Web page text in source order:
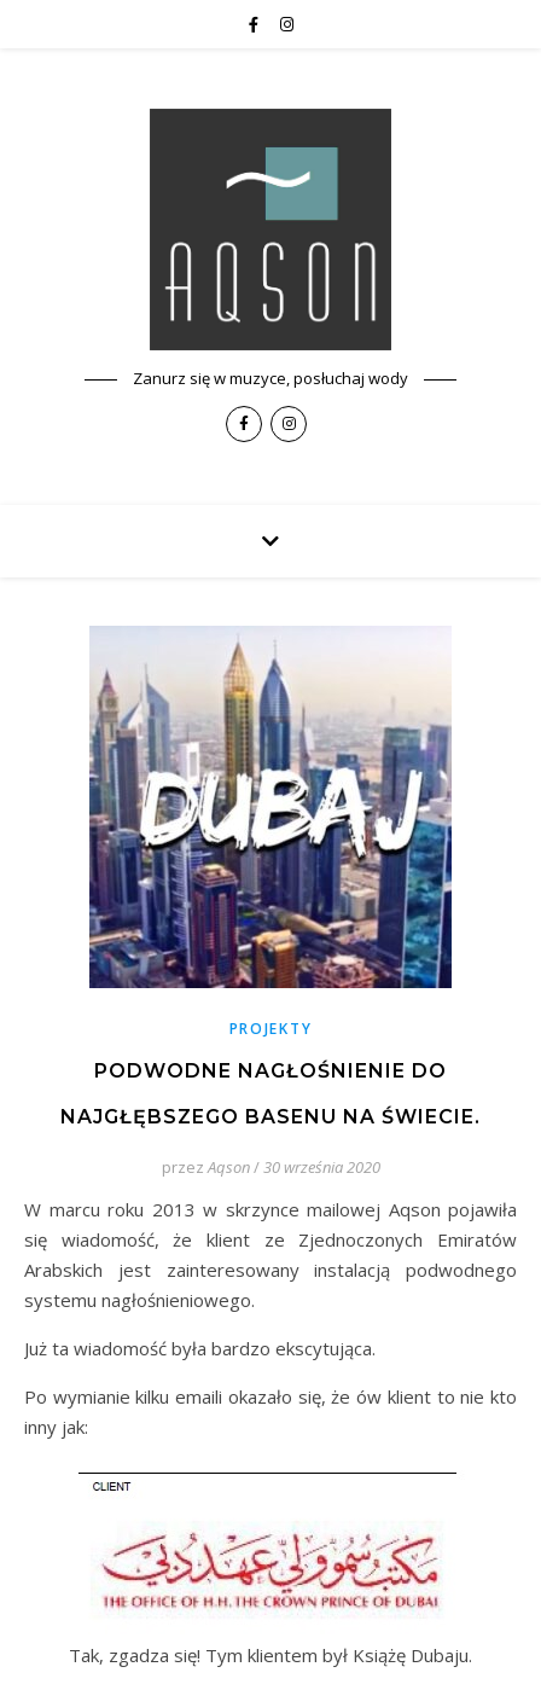
Zanurz się w muzyce, posłuchaj wody
PROJEKTY
PODWODNE NAGŁOŚNIENIE DO
NAJGŁĘBSZEGO BASENU NA ŚWIECIE.
przezAqson/30 września 2020
W marcu roku 2013 w skrzynce mailowej Aqson pojawiła
się wiadomość, że klient ze Zjednoczonych Emiratów
Arabskich jest zainteresowany instalacją podwodnego
systemu nagłośnieniowego.
Już ta wiadomość była bardzo ekscytująca.
Po wymianie kilku emaili okazało się, że ów klient to nie kto
inny jak:
Tak, zgadza się! Tym klientem był Książę Dubaju.